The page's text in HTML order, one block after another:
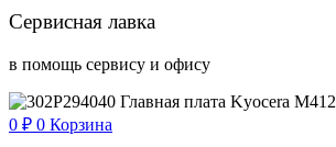
Сервисная лавка
в помощь сервису и офису
0 ₽ 0 Корзина